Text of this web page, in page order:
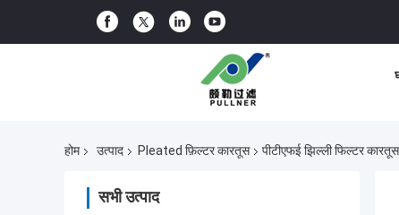
होम उत्पाद Pleated फ़िल्टर कारतूस पीटीएफई झिल्ली फिल्टर
सभी उत्पाद